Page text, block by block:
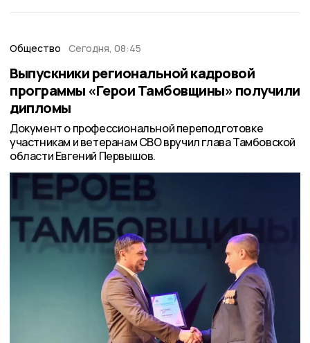
Общество Сегодня, 08:45
Выпускники региональной кадровой
программы «Герои Тамбовщины» получили
дипломы
Документ о профессиональной переподготовке
участникам и ветеранам СВО вручил глава Тамбовской
области Евгений Первышов.